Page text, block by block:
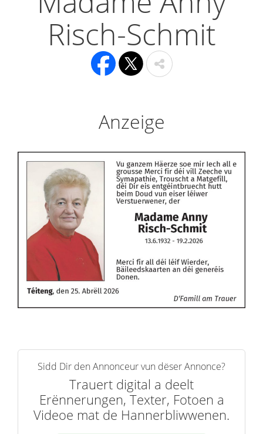
Risch-Schmit
Anzeige
Sidd Dir den Annonceur vun dëser Annonce?
Trauert digital a deelt
Erënnerungen, Texter, Fotoen a
Videoe mat de Hannerbliwwenen.